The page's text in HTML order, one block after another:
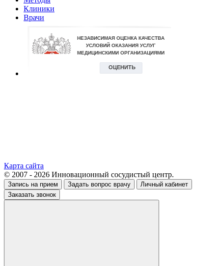
Клиники
Врачи
Карта сайта
© 2007 - 2026 Инновационный сосудистый центр.
Запись на прием Задать вопрос врачу
Личный кабинет
Заказать звонок